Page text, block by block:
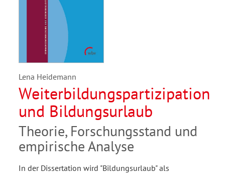
Lena Heidemann
Weiterbildungspartizipation
und Bildungsurlaub
Theorie, Forschungsstand und
empirische Analyse
In der Dissertation wird "Bildungsurlaub" als